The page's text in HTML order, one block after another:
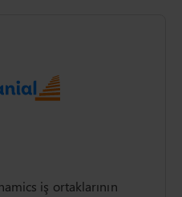
iş ortaklarının